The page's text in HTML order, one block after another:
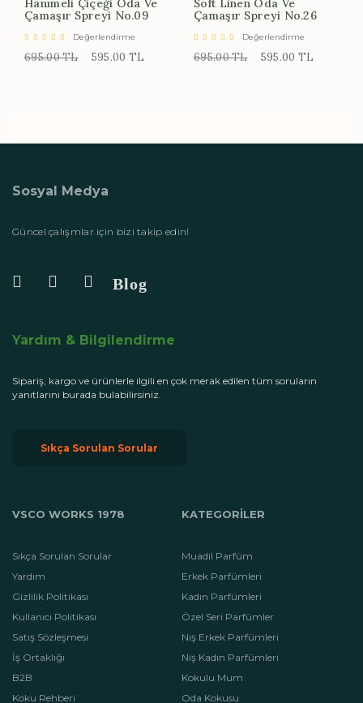
Hanımeli Çiçeği Oda Ve
Çamaşır Spreyi No.09
Değerlendirme
695.00 TL 595.00 TL
Soft Linen Oda Ve
Çamaşır Spreyi No.26
Değerlendirme
695.00 TL 595.00 TL
Sosyal Medya
Güncel çalışmlar için bizi takip edin!
Yardım & Bilgilendirme
Sipariş, kargo ve ürünlerle ilgili en çok merak edilen tüm soruların
yanıtlarını burada bulabilirsiniz.
Sıkça Sorulan Sorular
VSCO WORKS 1978 KATEGORİLER
Sıkça Sorulan Sorular
Muadil Parfüm
Yardım
Erkek Parfümleri
Gizlilik Politikası
Kadın Parfümleri
Kullanıcı Politikası
Özel Seri Parfümler
Satış Sözleşmesi
Niş Erkek Parfümleri
İş Ortaklığı
Niş Kadın Parfümleri
B2B
Kokulu Mum
Koku Rehberi
Oda Kokusu